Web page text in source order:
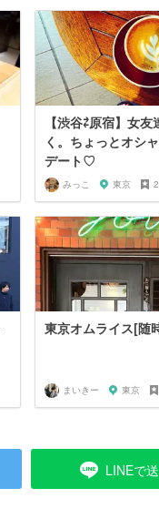
【渋谷⇄原宿】女友
く。ちょっとオシ
デート♡
みっこ 東京
東京オムライス[随
まいきー 東京
LINEで